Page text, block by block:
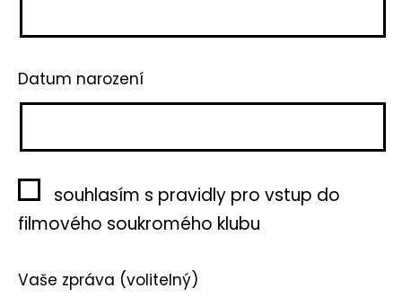
Datum narození
souhlasím s pravidly pro vstup do
filmového soukromého klubu
Vaše zpráva (volitelný)